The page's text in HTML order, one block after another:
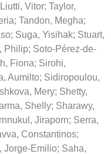
Vitor; Taylor,
; Tandon, Megha;
; Suga, Yisihak; Stuart,
Philip; Soto-Pérez-de-
Fiona; Sirohi,
Aumilto; Sidiropoulou,
Mery; Shetty,
Shelly; Sharawy,
Jiraporn; Serra,
Constantinos;
Jorge-Emilio; Saha,